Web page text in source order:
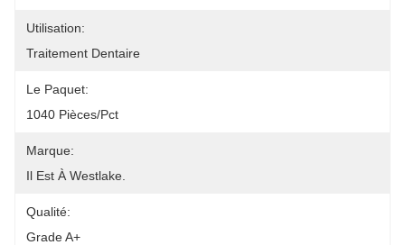
Utilisation:
Traitement Dentaire
Le Paquet:
1040 Pièces/pct
Marque:
Il Est À Westlake.
Qualité:
Grade A+